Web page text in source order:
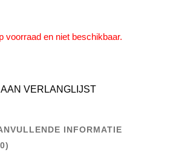
voorraad en niet beschikbaar.
VERLANGLIJST
INFORMATIE